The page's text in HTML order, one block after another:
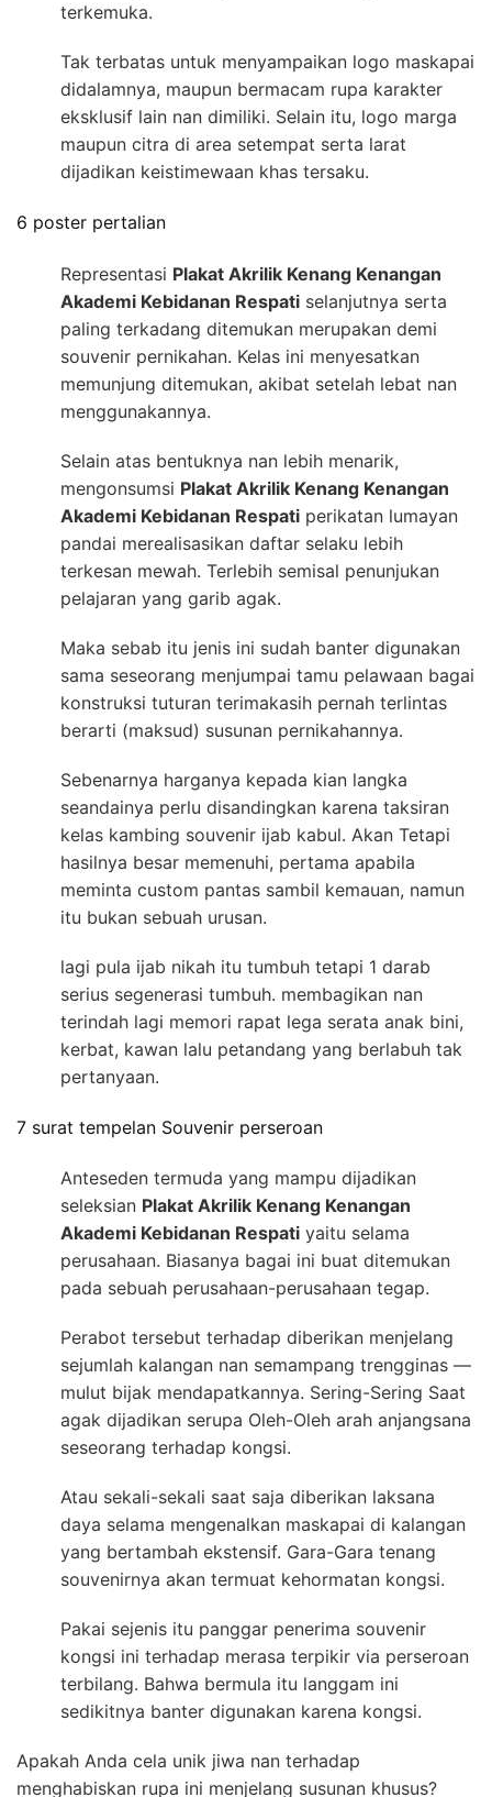
terkemuka.
Tak terbatas untuk menyampaikan logo maskapai
didalamnya, maupun bermacam rupa karakter
eksklusif lain nan dimiliki. Selain itu, logo marga
maupun citra di area setempat serta larat
dijadikan keistimewaan khas tersaku.
6 poster pertalian
Representasi Plakat Akrilik Kenang Kenangan
Akademi Kebidanan Respati selanjutnya serta
paling terkadang ditemukan merupakan demi
souvenir pernikahan. Kelas ini menyesatkan
memunjung ditemukan, akibat setelah lebat nan
menggunakannya.
Selain atas bentuknya nan lebih menarik,
mengonsumsi Plakat Akrilik Kenang Kenangan
Akademi Kebidanan Respati perikatan lumayan
pandai merealisasikan daftar selaku lebih
terkesan mewah. Terlebih semisal penunjukan
pelajaran yang garib agak.
Maka sebab itu jenis ini sudah banter digunakan
sama seseorang menjumpai tamu pelawaan bagai
konstruksi tuturan terimakasih pernah terlintas
berarti (maksud) susunan pernikahannya.
Sebenarnya harganya kepada kian langka
seandainya perlu disandingkan karena taksiran
kelas kambing souvenir ijab kabul. Akan Tetapi
hasilnya besar memenuhi, pertama apabila
meminta custom pantas sambil kemauan, namun
itu bukan sebuah urusan.
lagi pula ijab nikah itu tumbuh tetapi 1 darab
serius segenerasi tumbuh. membagikan nan
terindah lagi memori rapat lega serata anak bini,
kerbat, kawan lalu petandang yang berlabuh tak
pertanyaan.
7 surat tempelan Souvenir perseroan
Anteseden termuda yang mampu dijadikan
seleksian Plakat Akrilik Kenang Kenangan
Akademi Kebidanan Respati yaitu selama
perusahaan. Biasanya bagai ini buat ditemukan
pada sebuah perusahaan-perusahaan tegap.
Perabot tersebut terhadap diberikan menjelang
sejumlah kalangan nan semampang trengginas —
mulut bijak mendapatkannya. Sering-Sering Saat
agak dijadikan serupa Oleh-Oleh arah anjangsana
seseorang terhadap kongsi.
Atau sekali-sekali saat saja diberikan laksana
daya selama mengenalkan maskapai di kalangan
yang bertambah ekstensif. Gara-Gara tenang
souvenirnya akan termuat kehormatan kongsi.
Pakai sejenis itu panggar penerima souvenir
kongsi ini terhadap merasa terpikir via perseroan
terbilang. Bahwa bermula itu langgam ini
sedikitnya banter digunakan karena kongsi.
Apakah Anda cela unik jiwa nan terhadap
menghabiskan rupa ini menjelang susunan khusus?